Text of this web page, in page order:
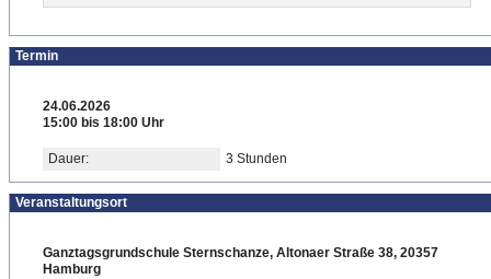
Termin
24.06.2026
15:00 bis 18:00 Uhr
Dauer: 3 Stunden
Veranstaltungsort
Ganztagsgrundschule Sternschanze, Altonaer Straße 38, 20357
Hamburg